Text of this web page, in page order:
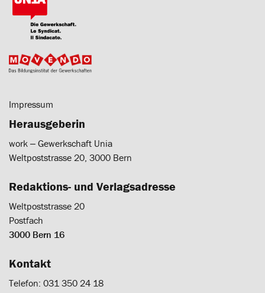
Impressum
Herausgeberin
work ‒ Gewerkschaft Unia
Weltpoststrasse 20, 3000 Bern
Redaktions- und Verlagsadresse
Weltpoststrasse 20
Postfach
3000 Bern 16
Kontakt
Telefon: 031 350 24 18